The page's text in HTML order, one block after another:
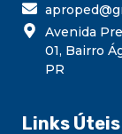
Avenida
01, Bairro
PR
Links Úteis